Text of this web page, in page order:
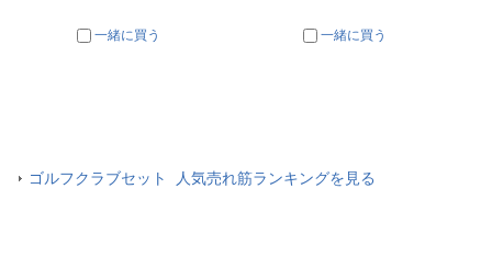
一緒に買う 一緒に買う
ゴルフクラブセット 人気売れ筋ランキングを見る